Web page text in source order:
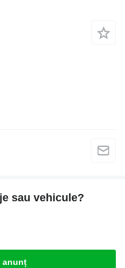
sau vehicule?
anunț